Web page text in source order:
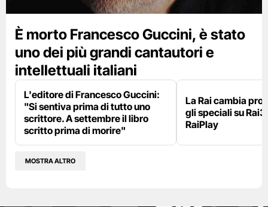
È morto Francesco Guccini, è stato
uno dei più grandi cantautori e
intellettuali italiani
L'editore di Francesco Guccini:
"Si sentiva prima di tutto uno
scrittore. A settembre il libro
scritto prima di morire"
La Rai cambia
gli speciali su
RaiPlay
MOSTRA ALTRO